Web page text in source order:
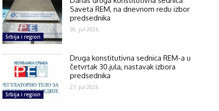
Srbija i region
Saveta REM, na dnevnom redu izbor
predsednika
30. jul 2026.
Srbija i region
Druga konstitutivna sednica REM-a u
četvrtak 30.jula, nastavak izbora
predsednika
27. jul 2026.